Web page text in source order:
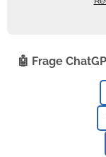
Ölfilter
Navi-Zubehör
🤖 Frage